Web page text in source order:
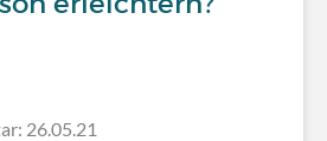
26.05.21